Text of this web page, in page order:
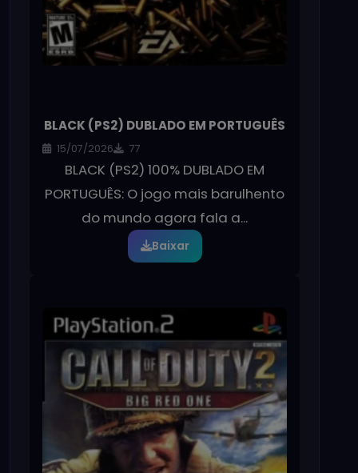
BLACK (PS2) DUBLADO EM PORTUGUÊS
15/07/2026 77
BLACK (PS2) 100% DUBLADO EM
PORTUGUÊS: O jogo mais barulhento
do mundo agora fala a...
Baixar